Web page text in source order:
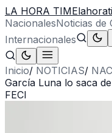
LA HORA TIME
NacionalesNoticias de
Internacionales
Inicio/ NOTICIAS/
García Luna lo saca
FECI